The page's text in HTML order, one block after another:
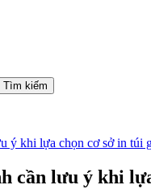
ý khi lựa chọn cơ sở in túi
cần lưu ý khi